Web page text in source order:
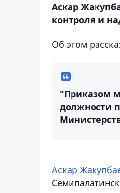
Аскар
контроля и
Об этом
"Приказом
должности
Аскар